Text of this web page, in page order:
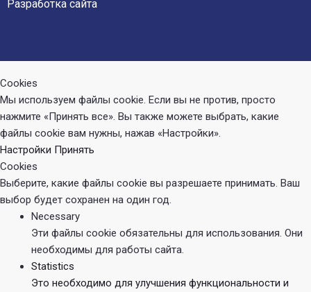
Разработка сайта
Cookies
Мы используем файлы cookie. Если вы не против, просто
нажмите «Принять все». Вы также можете выбрать, какие
файлы cookie вам нужны, нажав «Настройки».
Настройки Принять
Cookies
Выберите, какие файлы cookie вы разрешаете принимать. Ваш
выбор будет сохранен на один год.
Necessary
Эти файлы cookie обязательны для использования. Они
необходимы для работы сайта.
Statistics
Это необходимо для улучшения функциональности и